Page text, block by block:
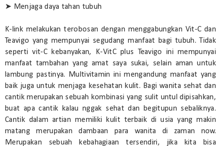
➤ Menjaga daya tahan tubuh
K-link melakukan terobosan dengan menggabungkan Vit-C dan
Teavigo yang mempunyai segudang manfaat bagi tubuh. Tidak
seperti vit-C kebanyakan, K-VitC plus Teavigo ini mempunyai
manfaat tambahan yang amat saya sukai, selain aman untuk
lambung pastinya. Multivitamin ini mengandung manfaat yang
baik juga untuk menjaga kesehatan kulit. Bagi wanita sehat dan
cantik merupakan sebuah kombinasi yang sulit untul dipisahkan,
buat apa cantik kalau nggak sehat dan begitupun sebaliknya.
Cantik dalam artian memiliki kulit terbaik di usia yang makin
matang merupakan dambaan para wanita di zaman now.
Merupakan sebuah kebahagiaan tersendiri, jika kita bisa